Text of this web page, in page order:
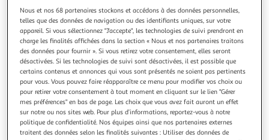
CHERCHE ET TROUVE LES P'TITES POULES, Jolibois
Christian
Un bel album tout-carton Cherche et Trouve pour jouer
avec nos P'tites Poules préférées ! Un magnifique album
Nous et nos 68 partenaires stockons et accédons à des données personnelles,
telles que des données de navigation ou des identifiants uniques, sur votre
appareil. Si vous sélectionnez "J'accepte", les technologies de suivi prendront en
charge les finalités affichées dans la section « Nous et nos partenaires traitons
des données pour fournir ». Si vous retirez votre consentement, elles seront
désactivées. Si les technologies de suivi sont désactivées, il est possible que
certains contenus et annonces qui vous sont présentés ne soient pas pertinents
pour vous. Vous pouvez faire réapparaître ce menu pour modifier vos choix ou
pour retirer votre consentement à tout moment en cliquant sur le lien "Gérer
mes préférences" en bas de page. Les choix que vous avez fait auront un effet
sur notre ou nos sites web. Pour plus d’informations, reportez-vous à notre
politique de confidentialité. Nos équipes ainsi que nos partenaires externes
traitent des données selon les finalités suivantes : Utiliser des données de